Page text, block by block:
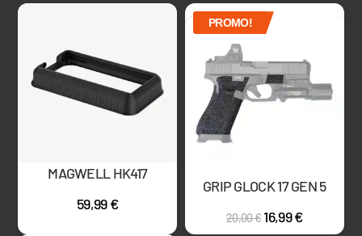
MAGWELL HK417
59,99€
PROMO!
Épuisé
GRIP GLOCK 17 GEN 5
20,00€ 16,99€